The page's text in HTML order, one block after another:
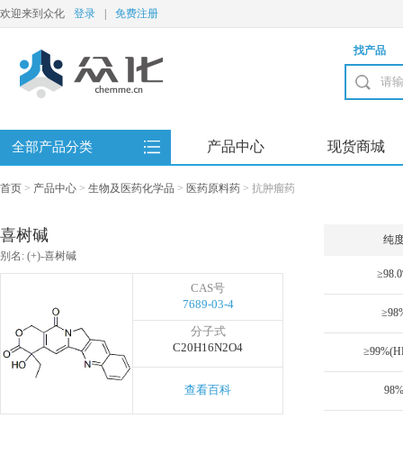
欢迎来到众化 登录 免费注册
找产品
全部产品分类 产品中心 现货商城
首页 > 产品中心 > 生物及医药化学品 > 医药原料药 > 抗肿瘤药
喜树碱
别名: (+)-喜树碱
CAS号
7689-03-4
分子式
C20H16N2O4
查看百科
纯
98%